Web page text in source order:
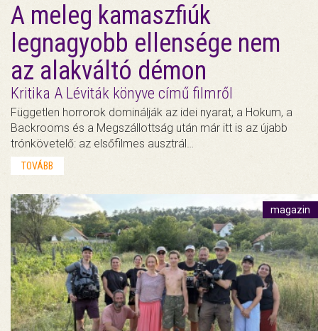
A meleg kamaszfiúk
legnagyobb ellensége nem
az alakváltó démon
Kritika A Léviták könyve című filmről
Független horrorok dominálják az idei nyarat, a Hokum, a
Backrooms és a Megszállottság után már itt is az újabb
trónkövetelő: az elsőfilmes ausztrál…
TOVÁBB
magazin